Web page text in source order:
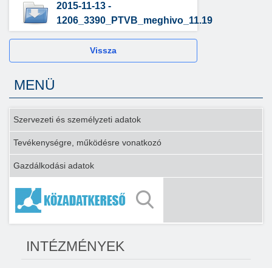
2015-11-13 -
1206_3390_PTVB_meghivo_11.19
Vissza
MENÜ
Szervezeti és személyzeti adatok
Tevékenységre, működésre vonatkozó
Gazdálkodási adatok
INTÉZMÉNYEK